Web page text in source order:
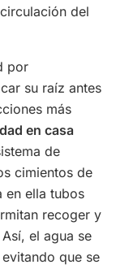
del
por
su raíz antes
más
en casa
de
cimientos de
en ella tubos
recoger y
el agua se
que se